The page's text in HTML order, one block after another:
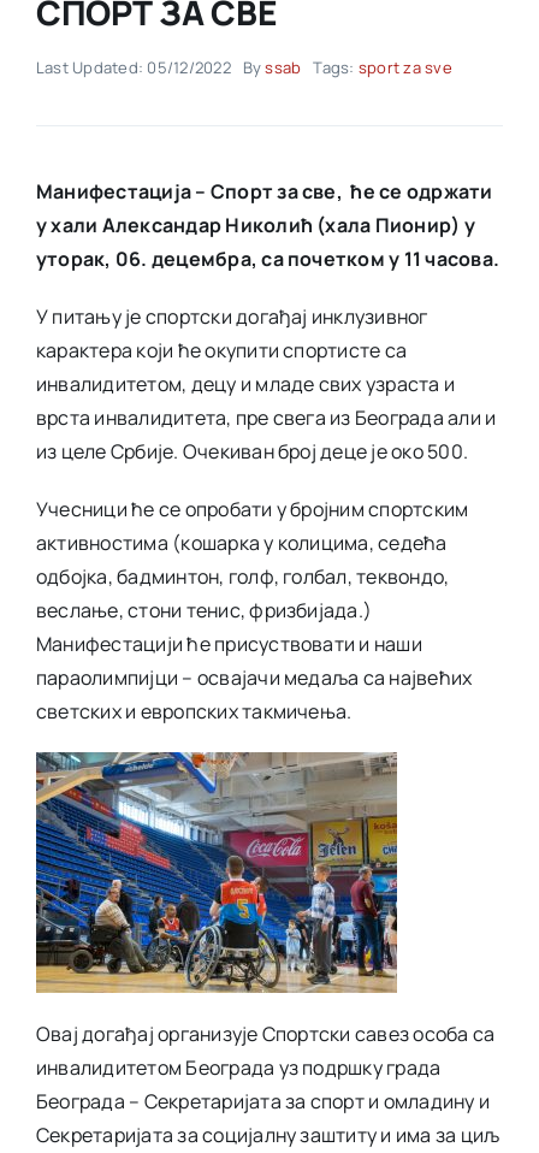
Akti SSAB
СПОРТ ЗА СВЕ
Last Updated: 05/12/2022 Byssab Tags: sport za sve
Mанифестацијa – Спорт за све, ће се одржати
у хали Александар Николић (хала Пионир) у
утoрак, 06. децембра, са почетком у 11 часова.
У питању је спортски догађај инклузивног
карактера који ће окупити спортисте са
инвалидитетом, децу и младе свих узраста и
врста инвалидитета, пре свега из Београда али и
из целе Србије. Очекиван број деце је око 500.
Учесници ће се опробати у бројним спортским
активностима (кошарка у колицима, седећа
одбојка, бадминтон, голф, голбал, теквондо,
веслање, стони тенис, фризбијада.)
Манифестацији ће присуствовати и наши
параолимпијци – освајачи медаља са највећих
светских и европских такмичења.
Овај догађај организује Спортски савез особа са
инвалидитетом Београда уз подршку града
Београда – Секретаријата за спорт и омладину и
Секретаријата за социјалну заштиту и има за циљ